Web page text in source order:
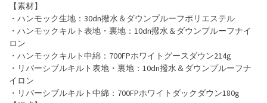
【素材】
・ハンモック生地：30dn撥水＆ダウンプルーフポリエステル
・ハンモックキルト表地・裏地：10dn撥水＆ダウンプルーフナイ
ロン
・ハンモックキルト中綿：700FPホワイトグースダウン214g
・リバーシブルキルト表地・裏地：10dn撥水＆ダウンプルーフナ
イロン
・リバーシブルキルト中綿：700FPホワイトダックダウン180g